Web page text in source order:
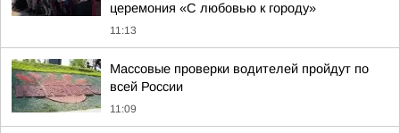
церемония «С любовью к городу»
11:13
Массовые проверки водителей пройдут по
всей России
11:09